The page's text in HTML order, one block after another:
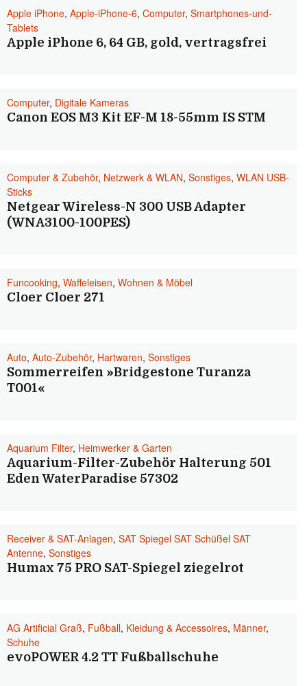
Apple iPhone, Apple-iPhone-6, Computer, Smartphones-und-
Tablets
Apple iPhone 6, 64 GB, gold, vertragsfrei
Computer, Digitale Kameras
Canon EOS M3 Kit EF-M 18-55mm IS STM
Computer & Zubehör, Netzwerk & WLAN, Sonstiges, WLAN USB-
Sticks
Netgear Wireless-N 300 USB Adapter
(WNA3100-100PES)
Funcooking, Waffeleisen, Wohnen & Möbel
Cloer Cloer 271
Auto, Auto-Zubehör, Hartwaren, Sonstiges
Sommerreifen »Bridgestone Turanza
T001«
Aquarium Filter, Heimwerker & Garten
Aquarium-Filter-Zubehör Halterung 501
Eden WaterParadise 57302
Receiver & SAT-Anlagen, SAT Spiegel SAT Schüßel SAT
Antenne, Sonstiges
Humax 75 PRO SAT-Spiegel ziegelrot
AG Artificial Graß, Fußball, Kleidung & Accessoires, Männer,
Schuhe
evoPOWER 4.2 TT Fußballschuhe